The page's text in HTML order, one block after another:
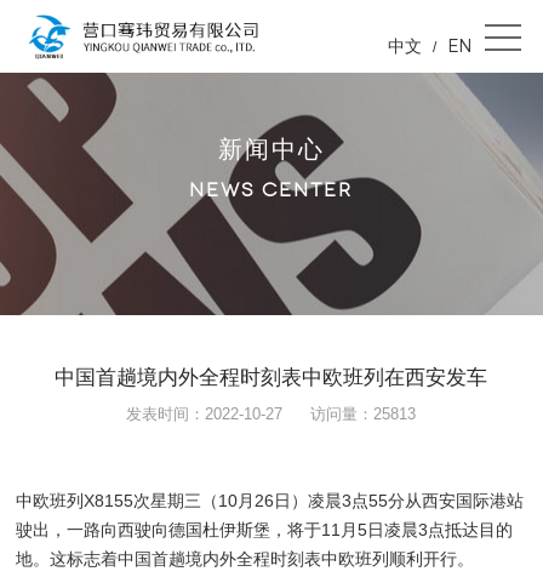
中文 / EN
新闻中心
NEWS CENTER
中国首趟境内外全程时刻表中欧班列在西安发车
发表时间：2022-10-27 访问量：25813
中欧班列X8155次星期三（10月26日）凌晨3点55分从西安国际港站
驶出，一路向西驶向德国杜伊斯堡，将于11月5日凌晨3点抵达目的
地。这标志着中国首趟境内外全程时刻表中欧班列顺利开行。